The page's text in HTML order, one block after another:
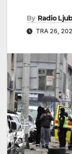
By Radio
TRA 26,